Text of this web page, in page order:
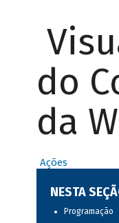
do
da
Ações
NESTA
Programação